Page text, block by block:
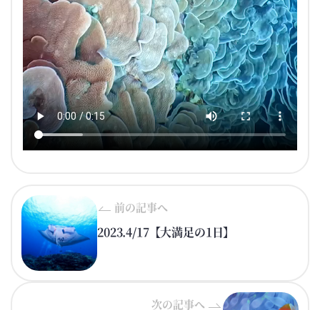
前の記事へ
2023.4/17【大満足の1日】
次の記事へ